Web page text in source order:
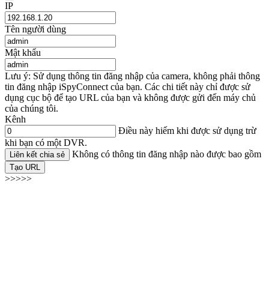
IP
Tên người dùng
Mật khẩu
Lưu ý: Sử dụng thông tin đăng nhập của camera, không phải thông
tin đăng nhập iSpyConnect của bạn. Các chi tiết này chỉ được sử
dụng cục bộ để tạo URL của bạn và không được gửi đến máy chủ
của chúng tôi.
Kênh
Điều này hiếm khi được sử dụng trừ
khi bạn có một DVR.
Liên kết chia sẻ Không có thông tin đăng nhập nào được bao gồm
Tạo URL
>>>>>